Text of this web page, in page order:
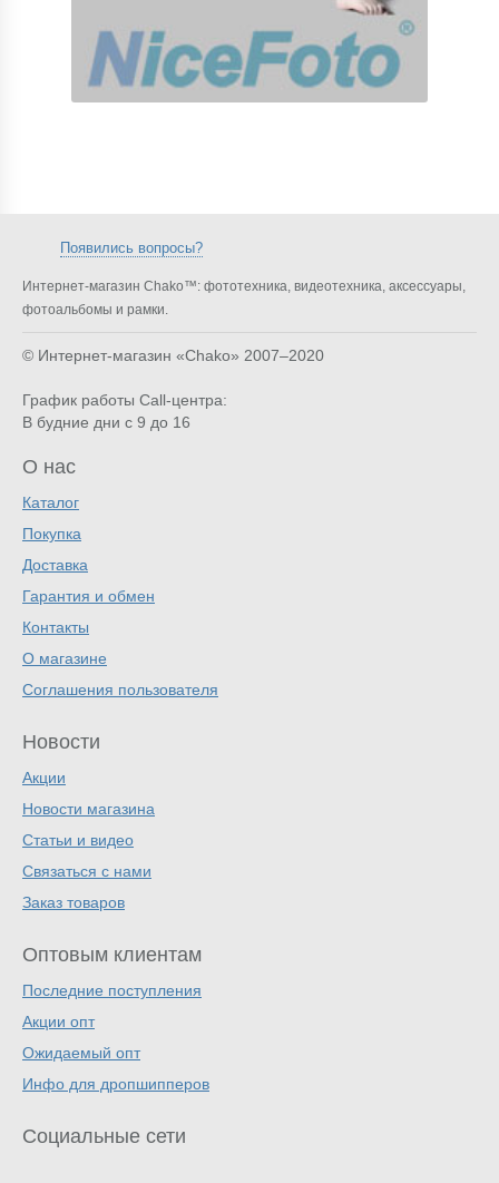
Появились вопросы?
Интернет-магазин Chako™: фототехника, видеотехника, аксессуары,
фотоальбомы и рамки.
© Интернет-магазин «Chako» 2007–2020
График работы Call-центра:
В будние дни с 9 до 16
О нас
Каталог
Покупка
Доставка
Гарантия и обмен
Контакты
О магазине
Соглашения пользователя
Новости
Акции
Новости магазина
Статьи и видео
Связаться с нами
Заказ товаров
Оптовым клиентам
Последние поступления
Акции опт
Ожидаемый опт
Инфо для дропшипперов
Социальные сети